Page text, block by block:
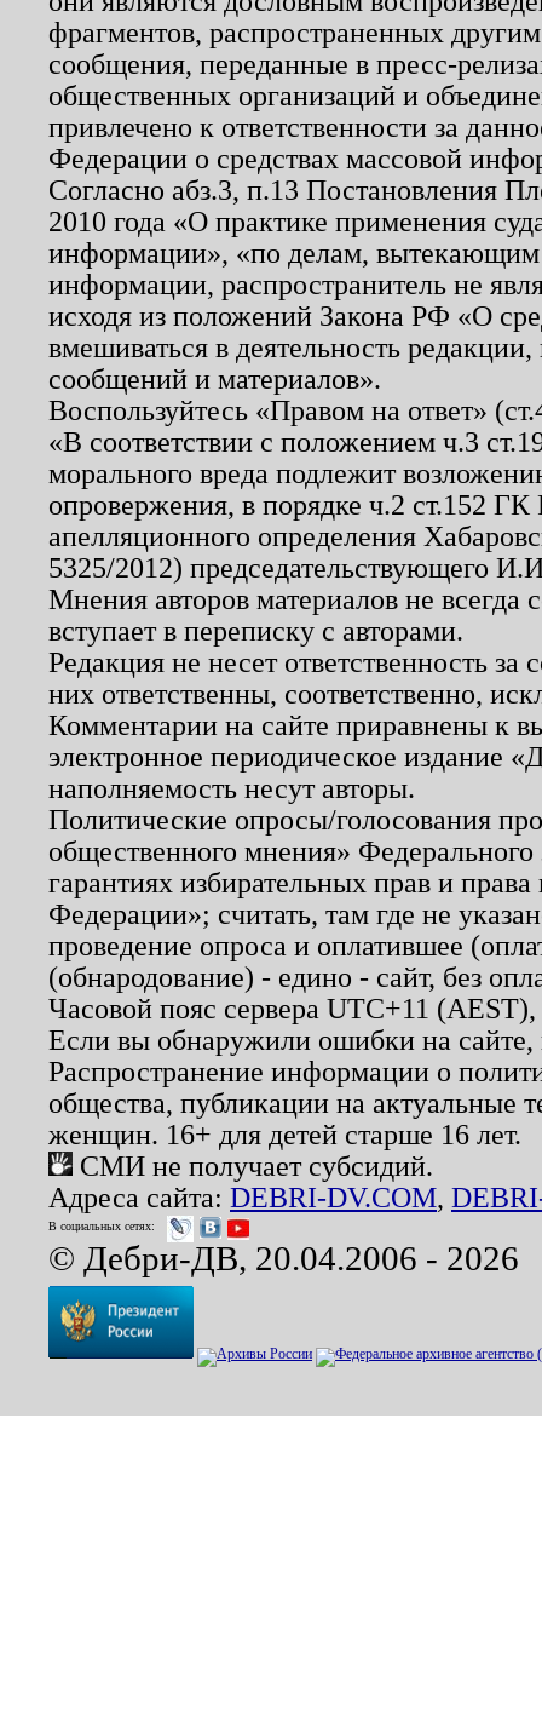
фрагментов, распространенных
сообщения, переданные в пресс-
общественных организаций и
привлечено к ответственности за
Федерации о средствах массовой
Согласно абз.3, п.13 Постановления
2010 года «О практике применения
информации», «по делам, вытекающим
информации, распространитель не
исходя из положений Закона РФ «О
вмешиваться в деятельность
сообщений и материалов».
Воспользуйтесь «Правом на ответ»
«В соответствии с положением ч.3
морального вреда подлежит
опровержения, в порядке ч.2 ст.152
апелляционного определения
5325/2012) председательствующего
Мнения авторов материалов не
вступает в переписку с авторами.
Редакция не несет ответственность
них ответственны, соответственно,
Комментарии на сайте приравнены к
электронное периодическое издание
наполняемость несут авторы.
Политические опросы/голосования
общественного мнения»
гарантиях избирательных прав и
Федерации»; считать, там где не
проведение опроса и оплатившее
(обнародование) - едино - сайт, без
Часовой пояс сервера UTC+11
Если вы обнаружили ошибки на
Распространение информации о
общества, публикации на актуальные
женщин. 16+ для детей старше 16 лет.
СМИ не получает субсидий.
Адреса сайта: DEBRI-DV.COM,
В социальных сетях:
© Дебри-ДВ, 20.04.2006 - 2026